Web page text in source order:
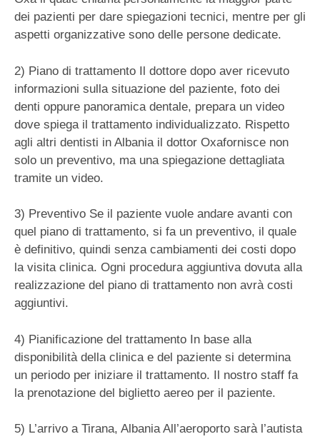
dei pazienti per dare spiegazioni tecnici, mentre per gli
aspetti organizzative sono delle persone dedicate.
2) Piano di trattamento Il dottore dopo aver ricevuto
informazioni sulla situazione del paziente, foto dei
denti oppure panoramica dentale, prepara un video
dove spiega il trattamento individualizzato. Rispetto
agli altri dentisti in Albania il dottor Oxafornisce non
solo un preventivo, ma una spiegazione dettagliata
tramite un video.
3) Preventivo Se il paziente vuole andare avanti con
quel piano di trattamento, si fa un preventivo, il quale
è definitivo, quindi senza cambiamenti dei costi dopo
la visita clinica. Ogni procedura aggiuntiva dovuta alla
realizzazione del piano di trattamento non avrà costi
aggiuntivi.
4) Pianificazione del trattamento In base alla
disponibilità della clinica e del paziente si determina
un periodo per iniziare il trattamento. Il nostro staff fa
la prenotazione del biglietto aereo per il paziente.
5) L’arrivo a Tirana, Albania All’aeroporto sarà l’autista